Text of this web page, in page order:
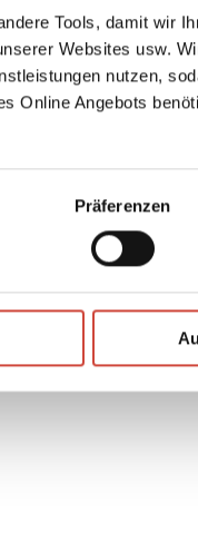
Tools, damit wir
Websites usw.
nutzen,
Online Angebots
Präferenzen
Download Bilddatei